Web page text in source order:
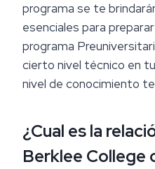
programa se te
esenciales para
programa
cierto nivel técnico en
nivel de conocimiento
¿Cual es la
Berklee College